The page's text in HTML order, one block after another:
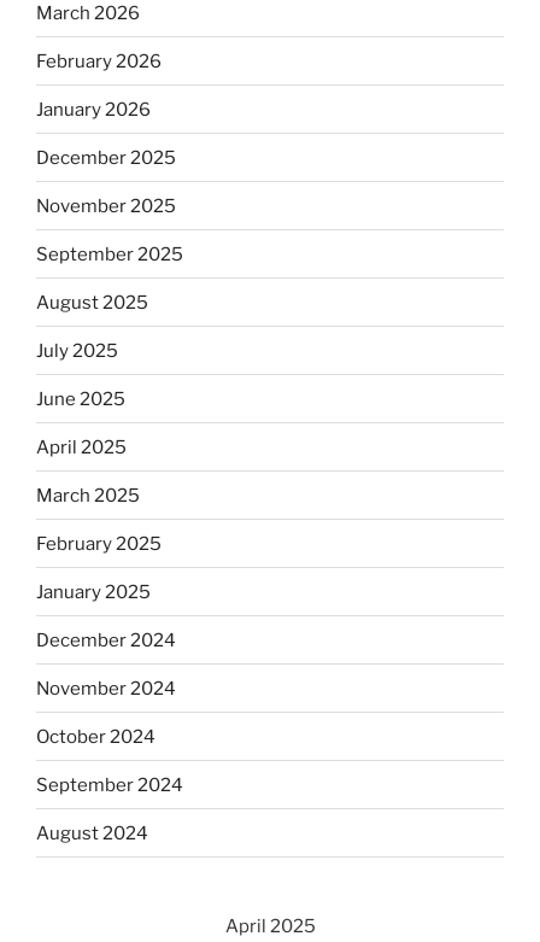
March 2026
February 2026
January 2026
December 2025
November 2025
September 2025
August 2025
July 2025
June 2025
April 2025
March 2025
February 2025
January 2025
December 2024
November 2024
October 2024
September 2024
August 2024
April 2025